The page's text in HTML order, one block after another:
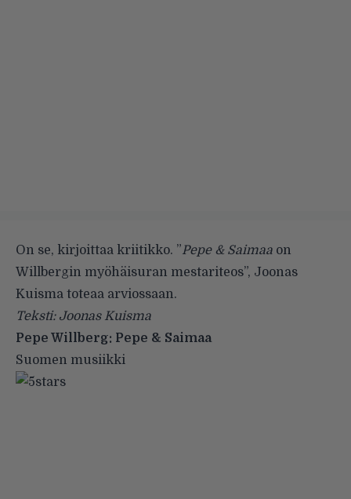
On se, kirjoittaa kriitikko. ”Pepe & Saimaa on
Willbergin myöhäisuran mestariteos”, Joonas
Kuisma toteaa arviossaan.
Teksti: Joonas Kuisma
Pepe Willberg: Pepe & Saimaa
Suomen musiikki